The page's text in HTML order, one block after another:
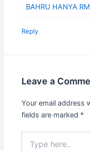
BAHRU HANYA
Reply
Leave a
Your email address
fields are marked *
here..